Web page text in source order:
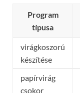
Program
típusa
virágkoszorú
készítése
papírvirág
csokor